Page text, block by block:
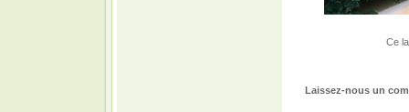
Ce
Laissez-nous un